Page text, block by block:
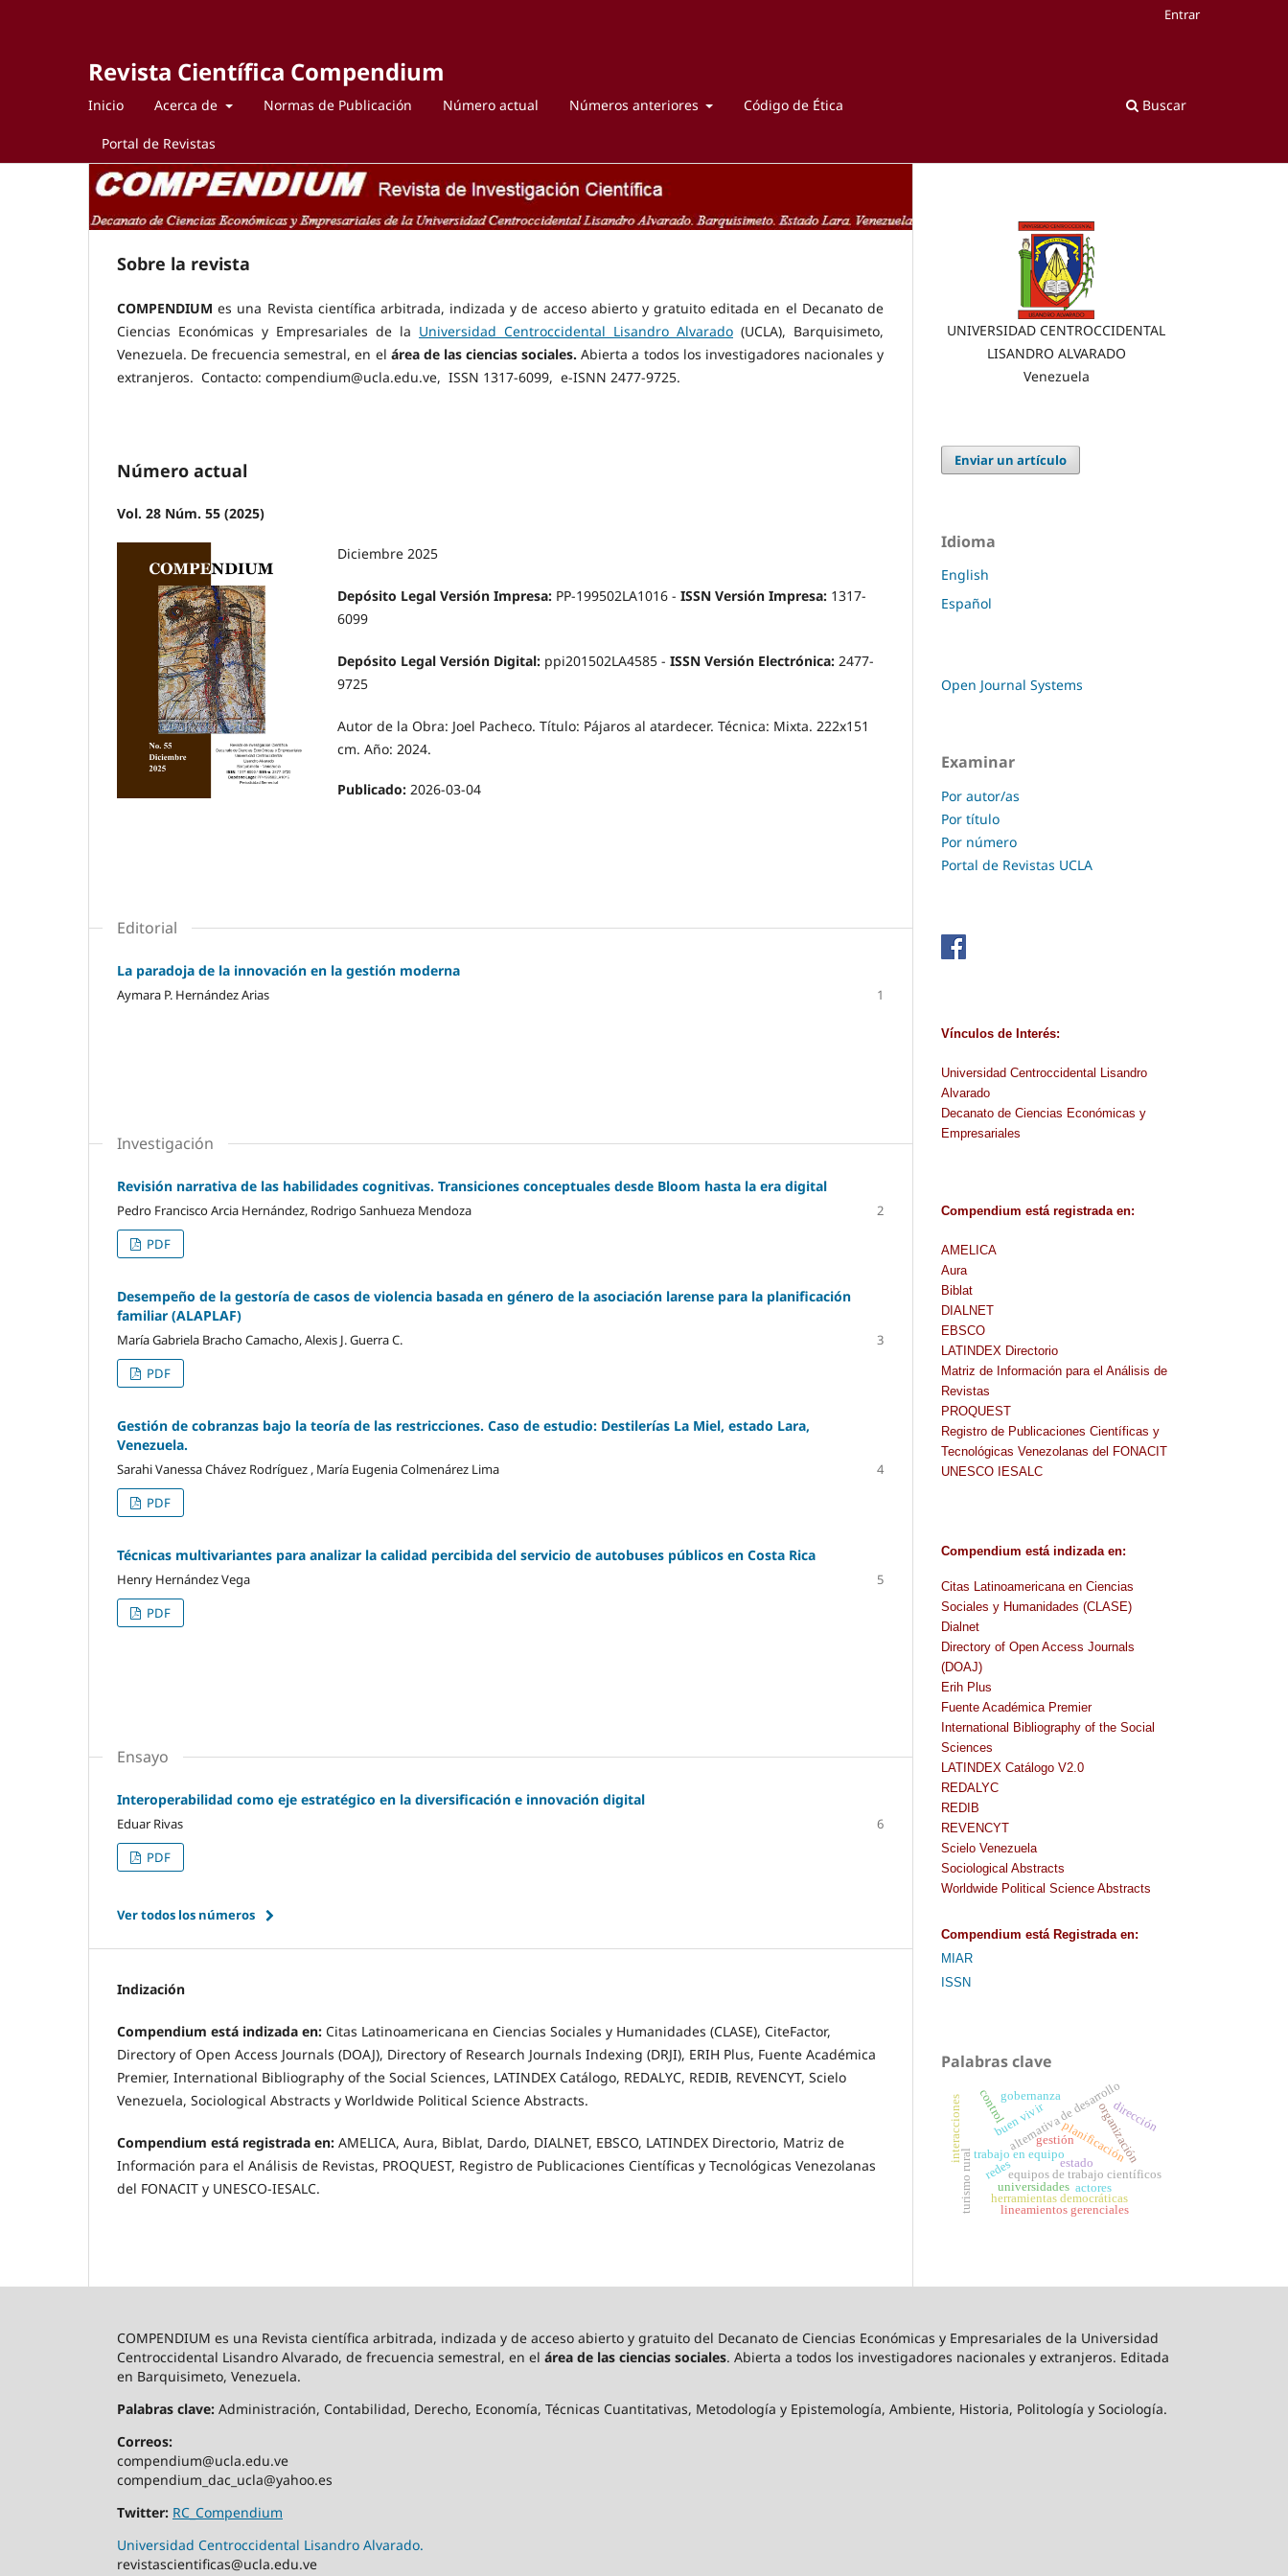
Revista Científica Compendium
Inicio Acerca de Normas de Publicación Número actual Números anteriores Código de Ética
Portal de Revistas
Buscar
Entrar
Sobre la revista
COMPENDIUM es una Revista científica arbitrada, indizada y de acceso abierto y gratuito editada en el Decanato de
Ciencias Económicas y Empresariales de la Universidad Centroccidental Lisandro Alvarado (UCLA), Barquisimeto,
Venezuela. De frecuencia semestral, en el área de las ciencias sociales. Abierta a todos los investigadores nacionales y
extranjeros. Contacto: compendium@ucla.edu.ve, ISSN 1317-6099, e-ISNN 2477-9725.
Número actual
Vol. 28 Núm. 55 (2025)
Diciembre 2025
Depósito Legal Versión Impresa: PP-199502LA1016 - ISSN Versión Impresa: 1317-
6099
Depósito Legal Versión Digital: ppi201502LA4585 - ISSN Versión Electrónica: 2477-
9725
Autor de la Obra: Joel Pacheco. Título: Pájaros al atardecer. Técnica: Mixta. 222x151
cm. Año: 2024.
Publicado: 2026-03-04
Editorial
La paradoja de la innovación en la gestión moderna
Aymara P. Hernández Arias 1
Investigación
Revisión narrativa de las habilidades cognitivas. Transiciones conceptuales desde Bloom hasta la era digital
Pedro Francisco Arcia Hernández, Rodrigo Sanhueza Mendoza
2
PDF
Desempeño de la gestoría de casos de violencia basada en género de la asociación larense para la planificación
familiar (ALAPLAF)
María Gabriela Bracho Camacho, Alexis J. Guerra C.
3
PDF
Gestión de cobranzas bajo la teoría de las restricciones. Caso de estudio: Destilerías La Miel, estado Lara,
Venezuela.
Sarahi Vanessa Chávez Rodríguez , María Eugenia Colmenárez Lima
4
PDF
Técnicas multivariantes para analizar la calidad percibida del servicio de autobuses públicos en Costa Rica
Henry Hernández Vega
5
PDF
Ensayo
Interoperabilidad como eje estratégico en la diversificación e innovación digital
Eduar Rivas
6
PDF
Ver todos los números
Indización
Compendium está indizada en: Citas Latinoamericana en Ciencias Sociales y Humanidades (CLASE), CiteFactor,
Directory of Open Access Journals (DOAJ), Directory of Research Journals Indexing (DRJI), ERIH Plus, Fuente Académica
Premier, International Bibliography of the Social Sciences, LATINDEX Catálogo, REDALYC, REDIB, REVENCYT, Scielo
Venezuela, Sociological Abstracts y Worldwide Political Science Abstracts.
Compendium está registrada en: AMELICA, Aura, Biblat, Dardo, DIALNET, EBSCO, LATINDEX Directorio, Matriz de
Información para el Análisis de Revistas, PROQUEST, Registro de Publicaciones Científicas y Tecnológicas Venezolanas
del FONACIT y UNESCO-IESALC.
UNIVERSIDAD CENTROCCIDENTAL
LISANDRO ALVARADO
Venezuela
Enviar un artículo
Idioma
English
Español
Open Journal Systems
Examinar
Por autor/as
Por título
Por número
Portal de Revistas UCLA
Vínculos de Interés:
Universidad Centroccidental Lisandro
Alvarado
Decanato de Ciencias Económicas y
Empresariales
Compendium está registrada en:
AMELICA
Aura
Biblat
DIALNET
EBSCO
LATINDEX Directorio
Matriz de Información para el Análisis de
Revistas
PROQUEST
Registro de Publicaciones Científicas y
Tecnológicas Venezolanas del FONACIT
UNESCO IESALC
Compendium está indizada en:
Citas Latinoamericana en Ciencias
Sociales y Humanidades (CLASE)
Dialnet
Directory of Open Access Journals
(DOAJ)
Erih Plus
Fuente Académica Premier
International Bibliography of the Social
Sciences
LATINDEX Catálogo V2.0
REDALYC
REDIB
REVENCYT
Scielo Venezuela
Sociological Abstracts
Worldwide Political Science Abstracts
Compendium está Registrada en:
MIAR
ISSN
Palabras clave
trabajo en equipo
equipos de trabajo científicos
universidades
buen vivir
turismo rural
alternativa de desarrollo
herramientas democráticas
gestiónplanificación
organización
dirección
control
lineamientos gerenciales
gobernanza
estado
redes
actores
interacciones
COMPENDIUM es una Revista científica arbitrada, indizada y de acceso abierto y gratuito del Decanato de Ciencias Económicas y Empresariales de la Universidad
Centroccidental Lisandro Alvarado, de frecuencia semestral, en el área de las ciencias sociales. Abierta a todos los investigadores nacionales y extranjeros. Editada
en Barquisimeto, Venezuela.
Palabras clave: Administración, Contabilidad, Derecho, Economía, Técnicas Cuantitativas, Metodología y Epistemología, Ambiente, Historia, Politología y Sociología.
Correos:
compendium@ucla.edu.ve
compendium_dac_ucla@yahoo.es
Twitter: RC_Compendium
Universidad Centroccidental Lisandro Alvarado.
revistascientificas@ucla.edu.ve